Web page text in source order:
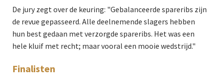
De jury zegt over de keuring: "Gebalanceerde spareribs zijn
de revue gepasseerd. Alle deelnemende slagers hebben
hun best gedaan met verzorgde spareribs. Het was een
hele kluif met recht; maar vooral een mooie wedstrijd."
Finalisten